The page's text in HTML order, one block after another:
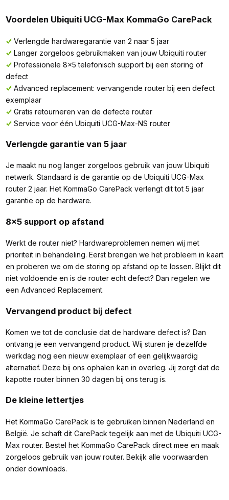
Voordelen Ubiquiti UCG-Max KommaGo CarePack
Verlengde hardwaregarantie van 2 naar 5 jaar
Langer zorgeloos gebruikmaken van jouw Ubiquiti router
Professionele 8x5 telefonisch support bij een storing of
defect
Advanced replacement: vervangende router bij een defect
exemplaar
Gratis retourneren van de defecte router
Service voor één Ubiquiti UCG-Max-NS router
Verlengde garantie van 5 jaar
Je maakt nu nog langer zorgeloos gebruik van jouw Ubiquiti
netwerk. Standaard is de garantie op de Ubiquiti UCG-Max
router 2 jaar. Het KommaGo CarePack verlengt dit tot 5 jaar
garantie op de hardware.
8x5 support op afstand
Werkt de router niet? Hardwareproblemen nemen wij met
prioriteit in behandeling. Eerst brengen we het probleem in kaart
en proberen we om de storing op afstand op te lossen. Blijkt dit
niet voldoende en is de router echt defect? Dan regelen we
een Advanced Replacement.
Vervangend product bij defect
Komen we tot de conclusie dat de hardware defect is? Dan
ontvang je een vervangend product. Wij sturen je dezelfde
werkdag nog een nieuw exemplaar of een gelijkwaardig
alternatief. Deze bij ons ophalen kan in overleg. Jij zorgt dat de
kapotte router binnen 30 dagen bij ons terug is.
De kleine lettertjes
Het KommaGo CarePack is te gebruiken binnen Nederland en
België. Je schaft dit CarePack tegelijk aan met de Ubiquiti UCG-
Max router. Bestel het KommaGo CarePack direct mee en maak
zorgeloos gebruik van jouw router. Bekijk alle voorwaarden
onder downloads.